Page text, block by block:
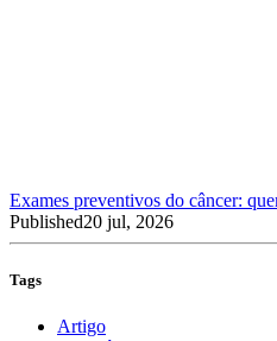
Exames preventivos do câncer:
Published20 jul, 2026
Tags
Artigo